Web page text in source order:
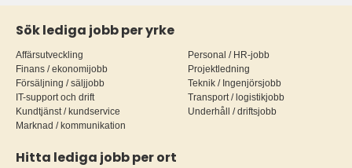
Sök lediga jobb per yrke
Affärsutveckling
Finans / ekonomijobb
Försäljning / säljjobb
IT-support och drift
Kundtjänst / kundservice
Marknad / kommunikation
Personal / HR-jobb
Projektledning
Teknik / Ingenjörsjobb
Transport / logistikjobb
Underhåll / driftsjobb
Hitta lediga jobb per ort